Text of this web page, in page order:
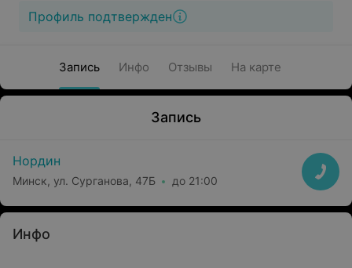
Профиль подтвержден
Запись Инфо Отзывы На карте
Запись
Нордин
Минск, ул. Сурганова, 47Б до 21:00
Инфо